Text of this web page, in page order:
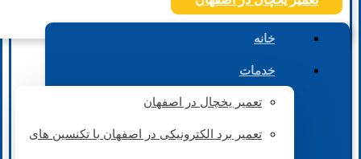
خانه
خدمات
تعمیر یخچال در اصفهان
تعمیر برد الکترونیکی در اصفهان با تکنسین های